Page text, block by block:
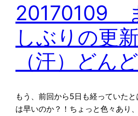
20170109
しぶりの更
（汗）どん
もう、前回から5日も経っていた
は早いのか？！ちょっと色々あり